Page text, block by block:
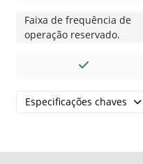
Faixa de frequência de
operação reservado.
Especificações chaves